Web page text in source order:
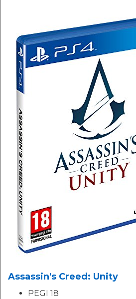
Assassin's Creed: Unity
PEGI 18